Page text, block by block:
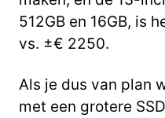
512GB en 16GB, is
vs. ±€ 2250.
Als je dus van plan
met een grotere